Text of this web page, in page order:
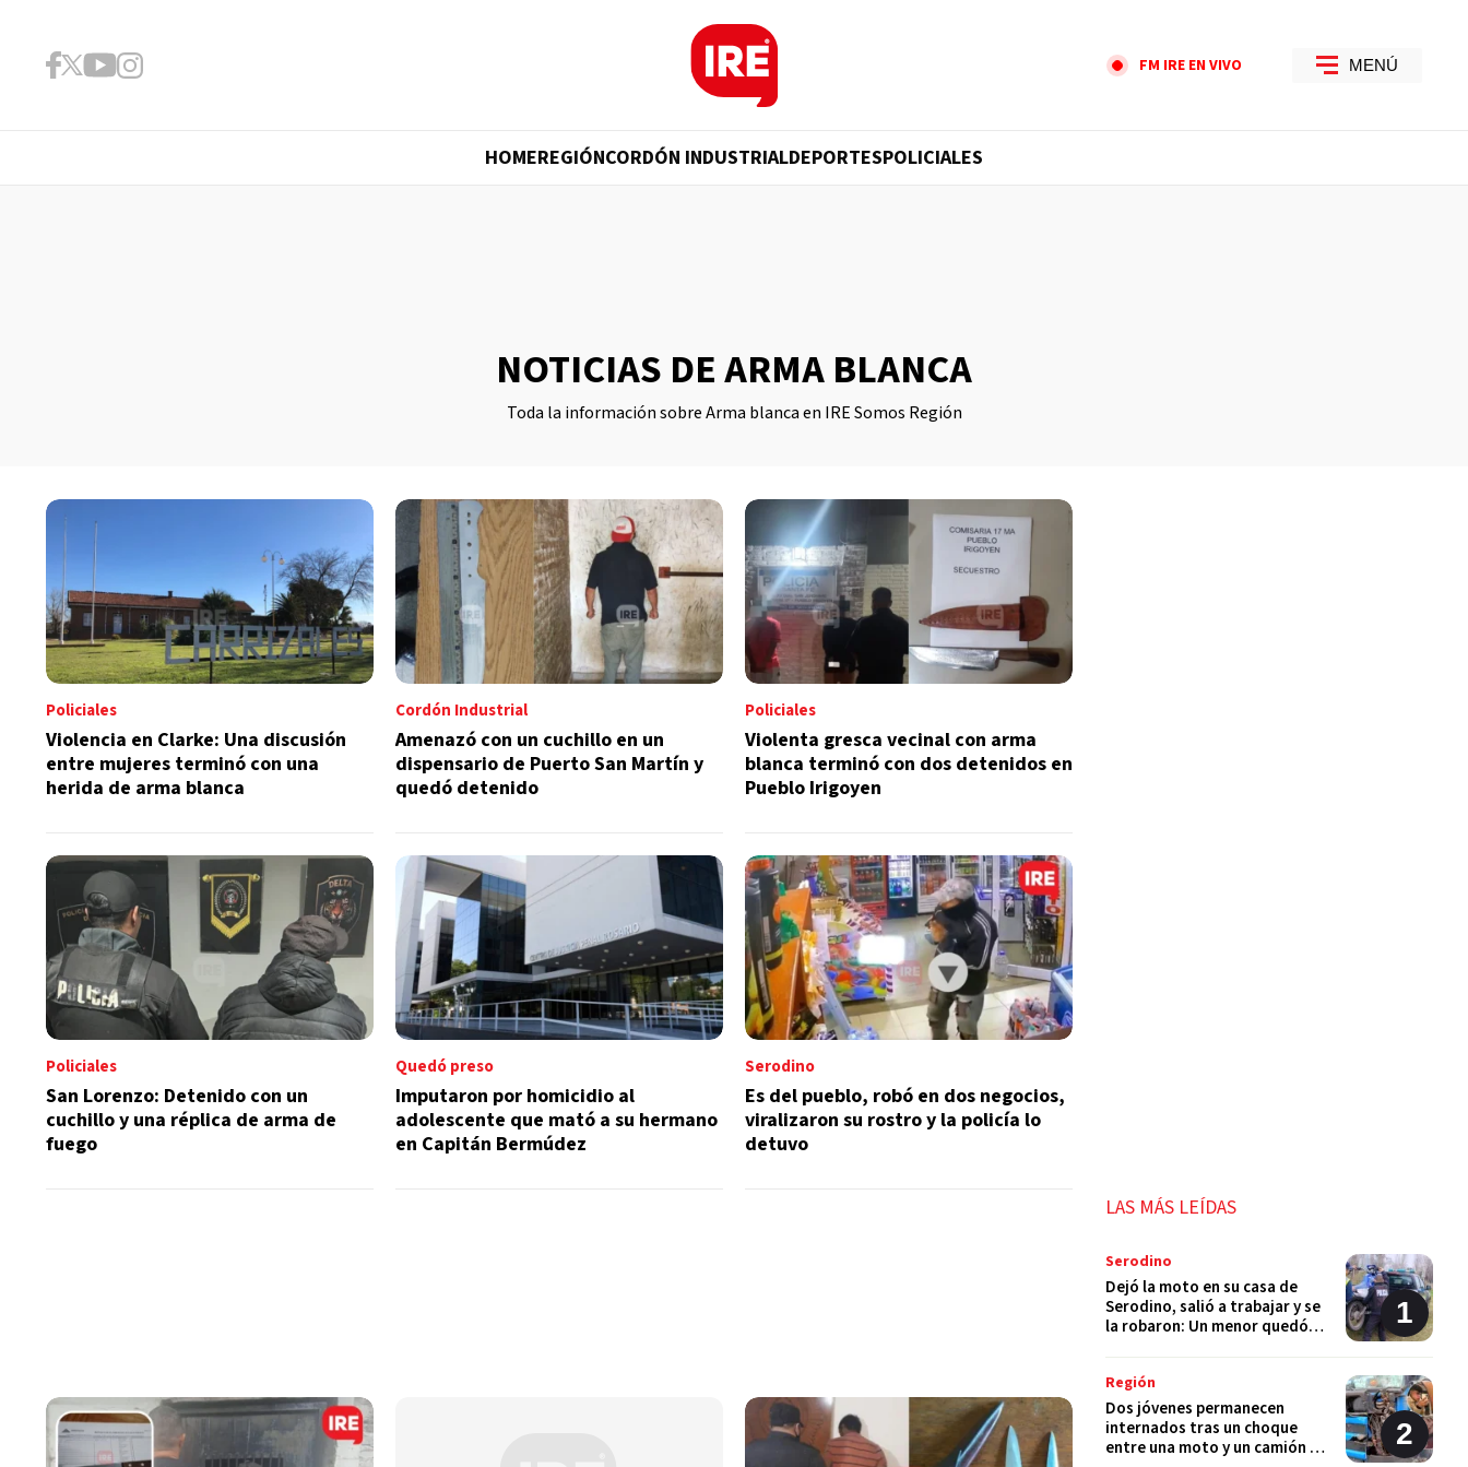
FM IRE EN VIVO MENÚ
HOMEREGIÓNCORDÓN INDUSTRIALDEPORTESPOLICIALES
NOTICIAS DE ARMA BLANCA
Toda la información sobre Arma blanca en IRE Somos Región
Policiales
Violencia en Clarke: Una discusión
entre mujeres terminó con una
herida de arma blanca
Cordón Industrial
Amenazó con un cuchillo en un
dispensario de Puerto San Martín y
quedó detenido
Policiales
Violenta gresca vecinal con arma
blanca terminó con dos detenidos en
Pueblo Irigoyen
Policiales
San Lorenzo: Detenido con un
cuchillo y una réplica de arma de
fuego
Quedó preso
Imputaron por homicidio al
adolescente que mató a su hermano
en Capitán Bermúdez
Serodino
Es del pueblo, robó en dos negocios,
viralizaron su rostro y la policía lo
detuvo
LAS MÁS LEÍDAS
Serodino
Dejó la moto en su casa de
Serodino, salió a trabajar y se
la robaron: Un menor quedó
Región
Dos jóvenes permanecen
internados tras un choque
entre una moto y un camión en